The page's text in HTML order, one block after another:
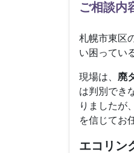
ご相談内
札幌市東区
い困ってい
現場は、 廃
は判別でき
りましたが
を信じてお
エコリン